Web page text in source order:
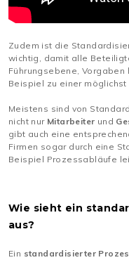
Zudem ist die
wichtig, damit alle
Führungsebene,
Beispiel zu einer möglichst
Meistens sind von
nicht nur Mitarbeiter und
gibt auch eine
Firmen sogar durch eine
Beispiel Prozessabläufe
Wie sieht ein
aus?
Ein standardisierter